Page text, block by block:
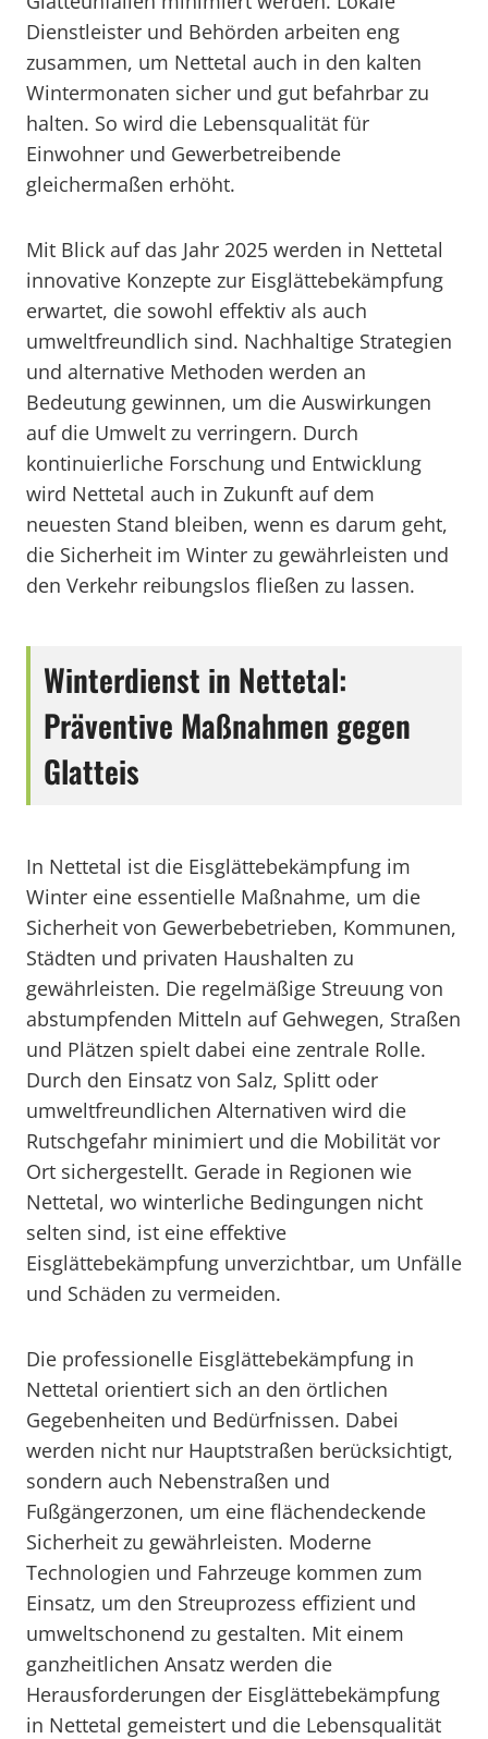
Dienstleister und Behörden arbeiten eng
zusammen, um Nettetal auch in den kalten
Wintermonaten sicher und gut befahrbar zu
halten. So wird die Lebensqualität für
Einwohner und Gewerbetreibende
gleichermaßen erhöht.
Mit Blick auf das Jahr 2025 werden in Nettetal
innovative Konzepte zur Eisglättebekämpfung
erwartet, die sowohl effektiv als auch
umweltfreundlich sind. Nachhaltige Strategien
und alternative Methoden werden an
Bedeutung gewinnen, um die Auswirkungen
auf die Umwelt zu verringern. Durch
kontinuierliche Forschung und Entwicklung
wird Nettetal auch in Zukunft auf dem
neuesten Stand bleiben, wenn es darum geht,
die Sicherheit im Winter zu gewährleisten und
den Verkehr reibungslos fließen zu lassen.
Winterdienst in Nettetal:
Präventive Maßnahmen gegen
Glatteis
In Nettetal ist die Eisglättebekämpfung im
Winter eine essentielle Maßnahme, um die
Sicherheit von Gewerbebetrieben, Kommunen,
Städten und privaten Haushalten zu
gewährleisten. Die regelmäßige Streuung von
abstumpfenden Mitteln auf Gehwegen, Straßen
und Plätzen spielt dabei eine zentrale Rolle.
Durch den Einsatz von Salz, Splitt oder
umweltfreundlichen Alternativen wird die
Rutschgefahr minimiert und die Mobilität vor
Ort sichergestellt. Gerade in Regionen wie
Nettetal, wo winterliche Bedingungen nicht
selten sind, ist eine effektive
Eisglättebekämpfung unverzichtbar, um Unfälle
und Schäden zu vermeiden.
Die professionelle Eisglättebekämpfung in
Nettetal orientiert sich an den örtlichen
Gegebenheiten und Bedürfnissen. Dabei
werden nicht nur Hauptstraßen berücksichtigt,
sondern auch Nebenstraßen und
Fußgängerzonen, um eine flächendeckende
Sicherheit zu gewährleisten. Moderne
Technologien und Fahrzeuge kommen zum
Einsatz, um den Streuprozess effizient und
umweltschonend zu gestalten. Mit einem
ganzheitlichen Ansatz werden die
Herausforderungen der Eisglättebekämpfung
in Nettetal gemeistert und die Lebensqualität